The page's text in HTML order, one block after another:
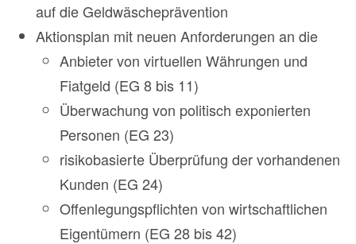
auf die Geldwäscheprävention
Aktionsplan mit neuen Anforderungen an die
Anbieter von virtuellen Währungen und
Fiatgeld (EG 8 bis 11)
Überwachung von politisch exponierten
Personen (EG 23)
risikobasierte Überprüfung der vorhandenen
Kunden (EG 24)
Offenlegungspflichten von wirtschaftlichen
Eigentümern (EG 28 bis 42)